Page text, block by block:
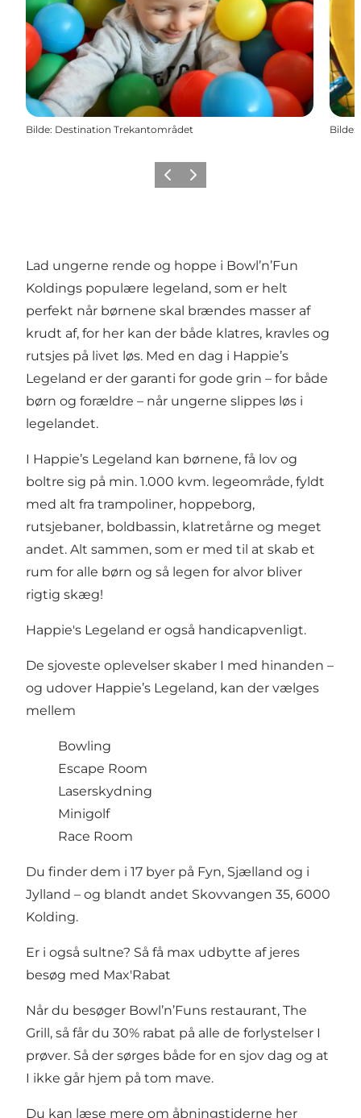
Bilde: Destination Trekantområdet Bilde:
ForrigeNeste
Lad ungerne rende og hoppe i Bowl’n’Fun
Koldings populære legeland, som er helt
perfekt når børnene skal brændes masser af
krudt af, for her kan der både klatres, kravles og
rutsjes på livet løs. Med en dag i Happie’s
Legeland er der garanti for gode grin – for både
børn og forældre – når ungerne slippes løs i
legelandet.
I Happie’s Legeland kan børnene, få lov og
boltre sig på min. 1.000 kvm. legeområde, fyldt
med alt fra trampoliner, hoppeborg,
rutsjebaner, boldbassin, klatretårne og meget
andet. Alt sammen, som er med til at skab et
rum for alle børn og så legen for alvor bliver
rigtig skæg!
Happie's Legeland er også handicapvenligt.
De sjoveste oplevelser skaber I med hinanden –
og udover Happie’s Legeland, kan der vælges
mellem
Bowling
Escape Room
Laserskydning
Minigolf
Race Room
Du finder dem i 17 byer på Fyn, Sjælland og i
Jylland – og blandt andet Skovvangen 35, 6000
Kolding.
Er i også sultne? Så få max udbytte af jeres
besøg med Max'Rabat
Når du besøger Bowl’n’Funs restaurant, The
Grill, så får du 30% rabat på alle de forlystelser I
prøver. Så der sørges både for en sjov dag og at
I ikke går hjem på tom mave.
Du kan læse mere om åbningstiderne her